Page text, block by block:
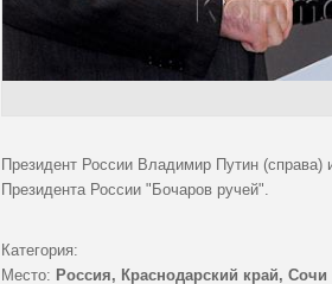
Президент России Владимир Путин (справа)
Президента России "Бочаров ручей".
Категория:
Место: Россия, Краснодарский край, Сочи